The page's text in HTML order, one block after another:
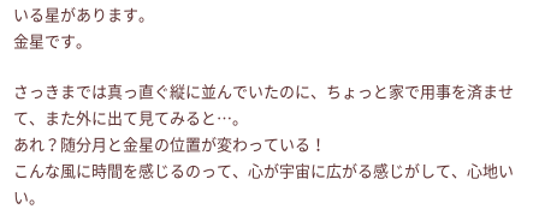
いる星があります。
金星です。
さっきまでは真っ直ぐ縦に並んでいたのに、ちょっと家で用事を済ませ
て、また外に出て見てみると…。
あれ？随分月と金星の位置が変わっている！
こんな風に時間を感じるのって、心が宇宙に広がる感じがして、心地い
い。